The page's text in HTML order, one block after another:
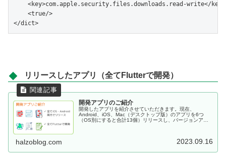
    <key>com.apple.security.files.downloads.read-write</key>
    <true/>
リリースしたアプリ（全てFlutterで開発）
開発アプリのご紹介
開発したアプリを紹介させていただきます。現在、
Android、iOS、Mac（デスクトップ版）のアプリを6つ
（OS別にすると合計13個）リリースし、バージョンアッ
halzoblog.com 2023.09.16